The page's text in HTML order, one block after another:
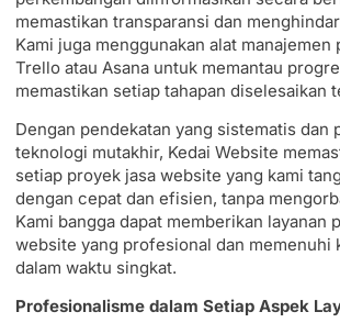
memastikan transparansi dan
Kami juga menggunakan alat
Trello atau Asana untuk memantau
memastikan setiap tahapan diselesaikan
Dengan pendekatan yang sistematis dan
teknologi mutakhir, Kedai Website
setiap proyek jasa website yang kami
dengan cepat dan efisien, tanpa
Kami bangga dapat memberikan layanan
website yang profesional dan memenuhi
dalam waktu singkat.
Profesionalisme dalam Setiap Aspek